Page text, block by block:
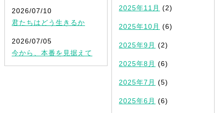
2026/07/10
君たちはどう生きるか
2026/07/05
今から、本番を見据えて
2025年11月 (2)
2025年10月 (6)
2025年9月 (2)
2025年8月 (6)
2025年7月 (5)
2025年6月 (6)